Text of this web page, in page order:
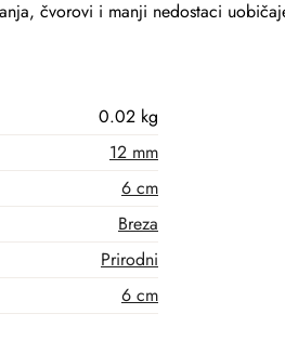
čvorovi i manji nedostaci
0.02 kg
12 mm
6 cm
Breza
Prirodni
6 cm